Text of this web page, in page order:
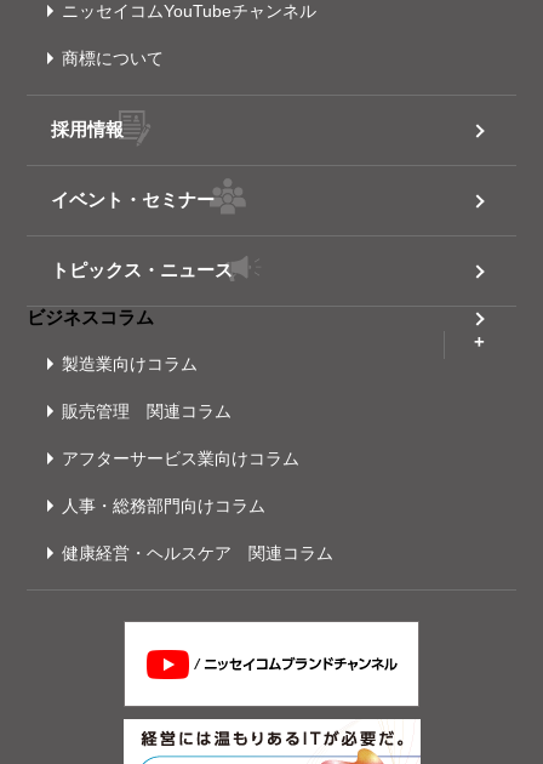
ニッセイコムYouTubeチャンネル
商標について
採用情報
イベント・セミナー
トピックス・ニュース
ビジネスコラム
製造業向けコラム
販売管理 関連コラム
アフターサービス業向けコラム
人事・総務部門向けコラム
健康経営・ヘルスケア 関連コラム